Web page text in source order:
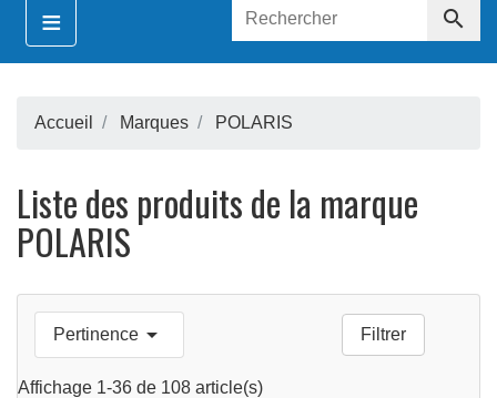
≡ 
Accueil Marques POLARIS
Liste des produits de la marque
POLARIS
Pertinence  Filtrer
Affichage 1-36 de 108 article(s)

APERÇU

RAPIDE
RAPIDE